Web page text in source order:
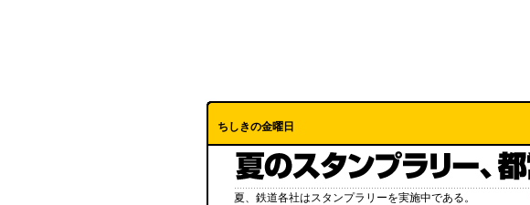
ちしきの金曜日
夏、鉄道各社はスタンプラリーを実施中である。